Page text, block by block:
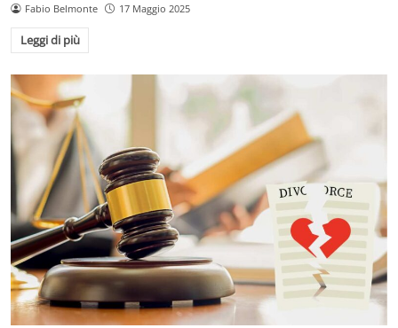
Fabio Belmonte 17 Maggio 2025
Leggi di più